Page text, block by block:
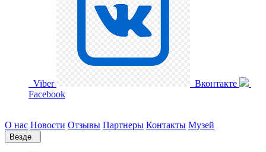
Viber
Вконтакте
Facebook
О нас Новости Отзывы Партнеры Контакты Музей
Везде